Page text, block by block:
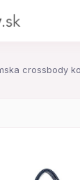
crossbody